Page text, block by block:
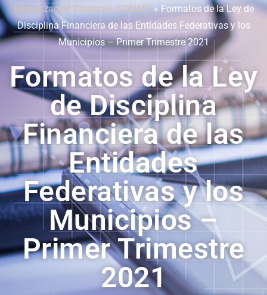
Armonización Contable (CONAC) » Formatos de la Ley de
Disciplina Financiera de las Entidades Federativas y los
Municipios – Primer Trimestre 2021
Formatos de la Ley
de Disciplina
Financiera de las
Entidades
Federativas y los
Municipios –
Primer Trimestre
2021